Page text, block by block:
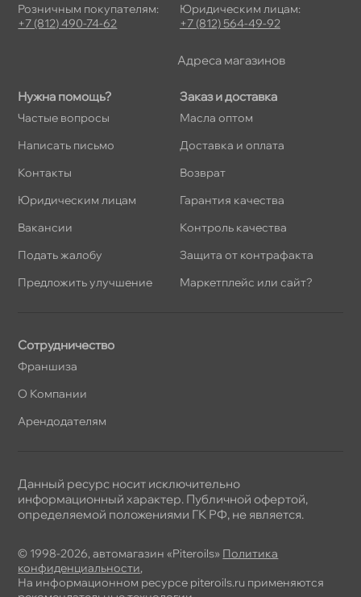
Нужна помощь?
Частые вопросы
Написать письмо
Контакты
Юридическим лицам
акансии
Подать жалобу
Предложить улучшение
Заказ и доставка
Масла оптом
Доставка и оплата
озврат
Гарантия качества
Контроль качества
Защита от контрафакта
Маркетплейс или сайт?
Сотрудничество
Франшиза
О Компании
Арендодателям
Розничным покупателям:
+7 (812) 490-74-62
Юридическим лицам:
+7 (812) 564-49-92
Адреса магазино
© 1998-2026, автомагазин «Piteroils» Политика
конфиденциальности,
На информационном ресурсе piteroils.ru применяются
Данный ресурс носит исключительно
информационный характер. Публичной офертой,
определяемой положениями ГК РФ, не является.